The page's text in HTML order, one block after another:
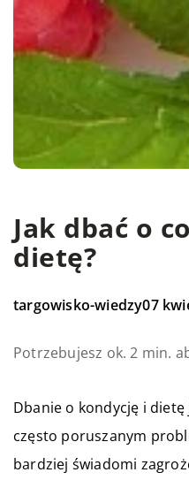
Jak dbać o
dietę?
targowisko-wiedzy07
Potrzebujesz ok. 2 min.
Dbanie o kondycję i
często poruszanym
bardziej świadomi